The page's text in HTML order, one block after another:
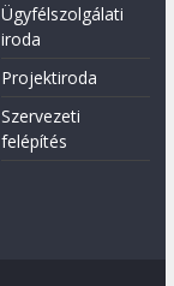
Ügyfélszolgálati
iroda
Projektiroda
Szervezeti
felépítés